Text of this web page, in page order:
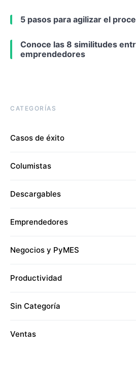
5 pasos para agilizar el
Conoce las 8 similitudes
emprendedores
CATEGORÍAS
Casos de éxito
Columistas
Descargables
Emprendedores
Negocios y PyMES
Productividad
Sin Categoría
Ventas